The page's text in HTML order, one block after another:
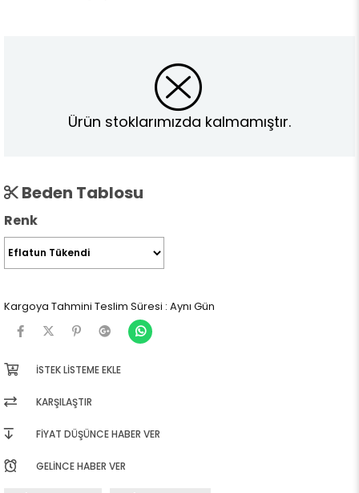
Ürün stoklarımızda kalmamıştır.
Beden Tablosu
Renk
Kargoya Tahmini Teslim Süresi : Aynı Gün
İSTEK LISTEME EKLE
KARŞILAŞTIR
FIYAT DÜŞÜNCE HABER VER
GELINCE HABER VER